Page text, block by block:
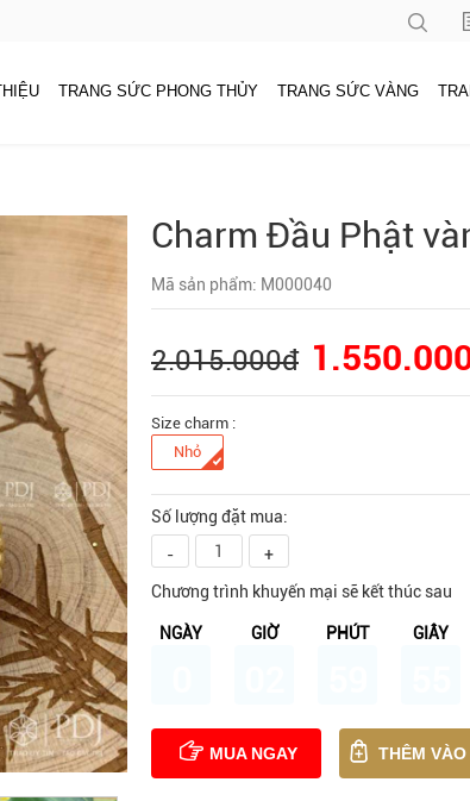
TRANG SỨC PHONG THỦY TRANG SỨC VÀNG
Charm Đầu Phật
Mã sản phẩm: M000040
2.015.000đ
Size charm :
Nhỏ
Số lượng đặt mua:
-
+
Chương trình khuyến mại sẽ kết thúc sau
NGÀY GIỜ PHÚT GIÂY
MUA NGAY THÊM